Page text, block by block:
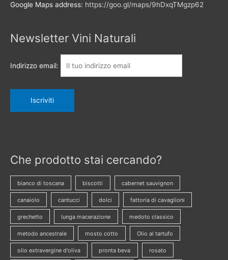
Google Maps address: https://goo.gl/maps/9hDxqTMgzp62
Newsletter Vini Naturali
Indirizzo email:
Che prodotto stai cercando?
bianco di toscana biscotti cabernet sauvignon
canaiolo cantucci dolci fattoria di cavaglioni
grechetto lunga macerazione medoto classico
metodo ancestrale mosto cotto Olio al tartufo
olio extravergine d'oliva pronta beva rosato